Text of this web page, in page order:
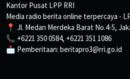
Kantor Pusat LPP RRI
Media radio berita online terpercaya -
📍 Jl. Medan Merdeka Barat No.4-5,
📞 +6221 350 0584, +6221 351 1086
📩 Pemberitaan: beritapro3@rri.go.id